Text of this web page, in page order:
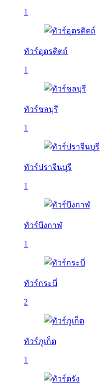
1
ทัวร์อุตรดิตถ์
1
ทัวร์ชลบุรี
1
ทัวร์ปราจีนบุรี
1
ทัวร์บึงกาฬ
1
ทัวร์กระบี่
2
ทัวร์ภูเก็ต
1